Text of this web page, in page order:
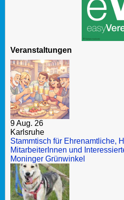
Veranstaltungen
9 Aug. 26
Karlsruhe
Stammtisch für Ehrenamtliche,
MitarbeiterInnen und
Moninger Grünwinkel